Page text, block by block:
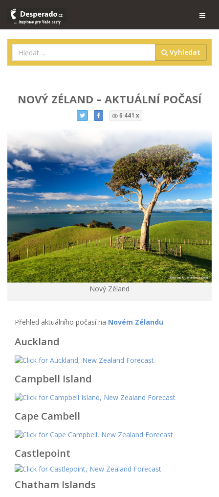
Vyhledat
NOVÝ ZÉLAND – AKTUÁLNÍ POČASÍ
6 441 x
Nový Zéland
Přehled aktuálního počasí na Novém Zélandu.
Auckland
Campbell Island
Cape Cambell
Castlepoint
Chatham Islands